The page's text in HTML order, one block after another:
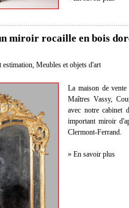
miroir rocaille en bois
estimation, Meubles et objets d'art
La maison de
Maîtres Vassy,
avec notre cabinet
important miroir
Clermont-Ferrand.
» En savoir plus